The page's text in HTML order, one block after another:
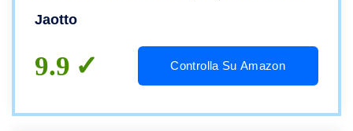
Braccioli Tessuto Super Morbido
Jaotto
9.9 Controlla Su Amazon